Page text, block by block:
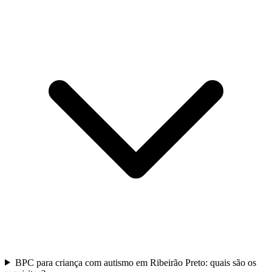
BPC para criança com autismo em Ribeirão Preto: quais são os